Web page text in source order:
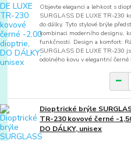
Objevte eleganci a lehkost s
SURGLASS DE LUXE TR-230
do dálky. Tyto stylové brýle
kombinaci moderního designu,
funkčnosti. Design a komfort:
SURGLASS DE LUXE TR-230
odolného kovu v elegantní černé
Dioptrické brýle
TR-230 kovové černé -
DO DÁLKY, unisex